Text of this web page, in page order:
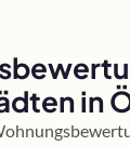
in